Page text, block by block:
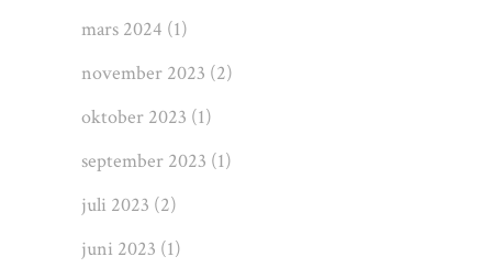
mars 2024 (1)
november 2023 (2)
oktober 2023 (1)
september 2023 (1)
juli 2023 (2)
juni 2023 (1)